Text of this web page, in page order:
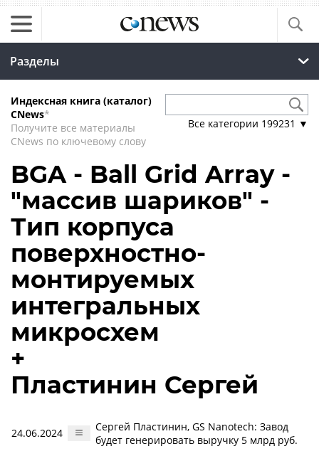
Разделы
Индексная книга (каталог)
CNews*
Получите все материалы
CNews по ключевому слову
Все категории 199231 ▼
BGA - Ball Grid Array -
"массив шариков" -
Тип корпуса
поверхностно-
монтируемых
интегральных
микросхем
+
Пластинин Сергей
24.06.2024
Сергей Пластинин, GS Nanotech: Завод
будет генерировать выручку 5 млрд руб.